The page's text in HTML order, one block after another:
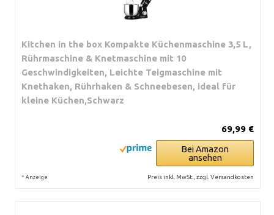
Kitchen in the box Kompakte Küchenmaschine 3,5 L,
Rührmaschine & Knetmaschine mit 10
Geschwindigkeiten, Leichte Teigmaschine mit
Knethaken, Rührhaken & Schneebesen, ideal für
kleine Küchen,Schwarz
69,99 €
Bei Amazon
ansehen
* Anzeige Preis inkl. MwSt., zzgl. Versandkosten